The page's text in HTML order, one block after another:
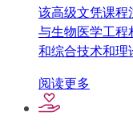
该高级文凭课程
与生物医学工程
和综合技术和理
阅读更多